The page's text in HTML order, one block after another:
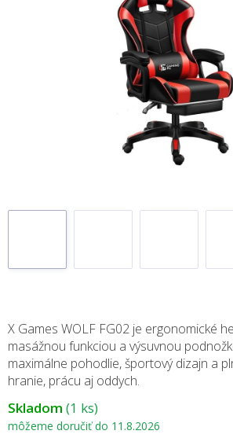
Skladom (1 ks)
môžeme doručiť do 11.8.2026
X Games WOLF FG02 je ergonomické
masážnou funkciou a výsuvnou
maximálne pohodlie, športový dizajn a
hranie, prácu aj oddych.